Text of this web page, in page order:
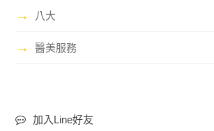
→ 八大
→ 醫美服務
加入Line好友